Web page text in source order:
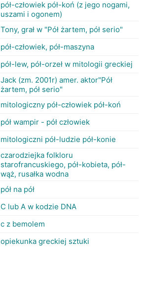
pół-człowiek pół-koń (z jego nogami,
uszami i ogonem)
Tony, grał w "Pół żartem, pół serio"
pół-człowiek, pół-maszyna
pół-lew, pół-orzeł w mitologii greckiej
Jack (zm. 2001r) amer. aktor"Pół
żartem, pół serio"
mitologiczny pół-człowiek pół-koń
pół wampir - pół człowiek
mitologiczni pół-ludzie pół-konie
czarodziejka folkloru
starofrancuskiego, pół-kobieta, pół-
wąż, rusałka wodna
pół na pół
C lub A w kodzie DNA
c z bemolem
opiekunka greckiej sztuki